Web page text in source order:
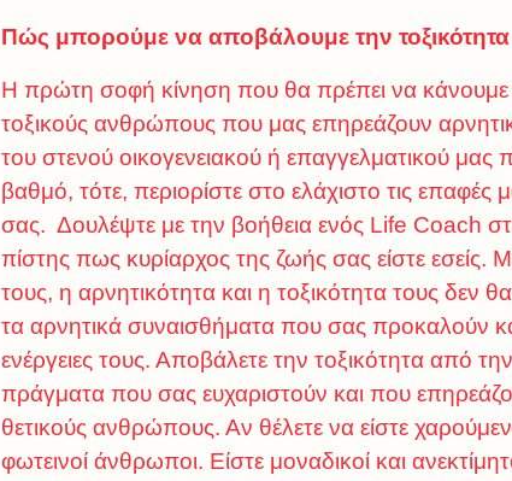
Πώς μπορούμε να αποβάλουμε την
Η πρώτη σοφή κίνηση που θα πρέπει να
τοξικούς ανθρώπους που μας επηρεάζουν
του στενού οικογενειακού ή επαγγελματικού μας
βαθμό, τότε, περιορίστε στο ελάχιστο τις επαφές
σας. Δουλέψτε με την βοήθεια ενός Life Coach
πίστης πως κυρίαρχος της ζωής σας είστε
τους, η αρνητικότητα και η τοξικότητα τους δεν
τα αρνητικά συναισθήματα που σας προκαλούν
ενέργειες τους. Αποβάλετε την τοξικότητα από
πράγματα που σας ευχαριστούν και που
θετικούς ανθρώπους. Αν θέλετε να είστε
φωτεινοί άνθρωποι. Είστε μοναδικοί και